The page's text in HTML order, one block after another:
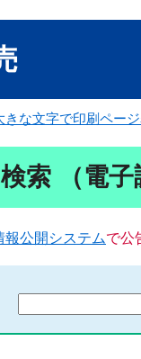
きな文字で印刷ペー
索 （電子
報公開システムで公